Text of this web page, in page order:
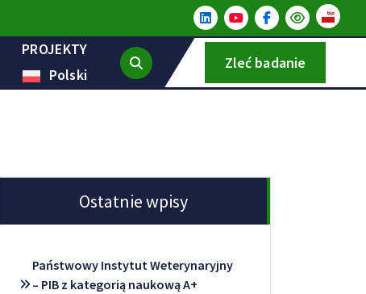
PROJEKTY
Polski
Zleć badanie
Ostatnie wpisy
Państwowy Instytut Weterynaryjny
– PIB z kategorią naukową A+